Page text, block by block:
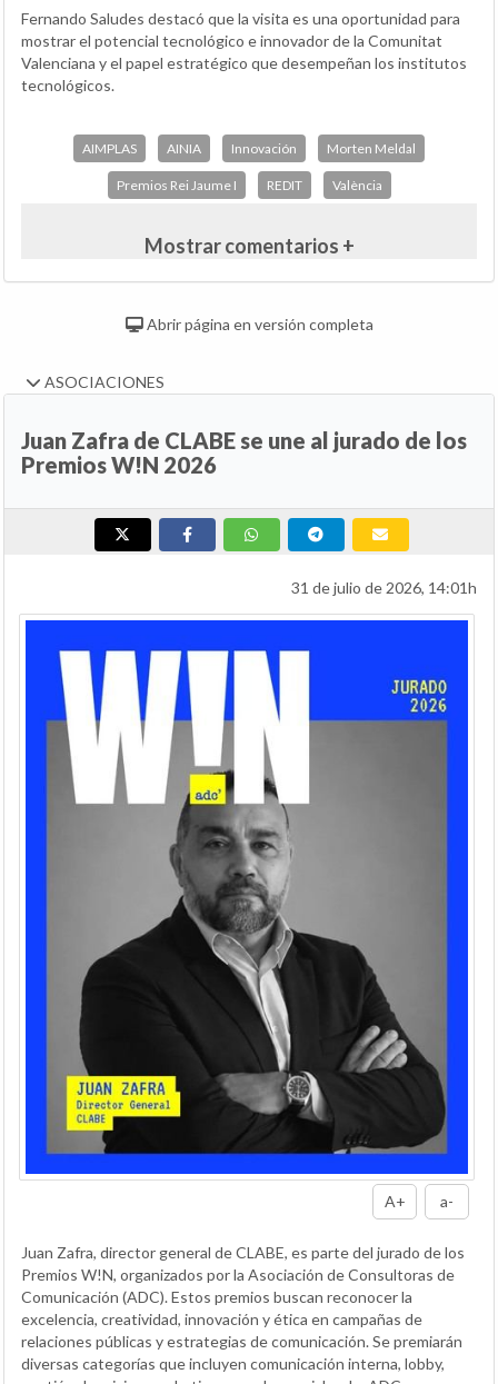
Fernando Saludes destacó que la visita es una oportunidad para
mostrar el potencial tecnológico e innovador de la Comunitat
Valenciana y el papel estratégico que desempeñan los institutos
tecnológicos.
AIMPLAS AINIA Innovación Morten Meldal
Premios Rei Jaume I REDIT València
Mostrar comentarios +
Abrir página en versión completa
ASOCIACIONES
Juan Zafra de CLABE se une al jurado de los
Premios W!N 2026
31 de julio de 2026, 14:01h
A+ a-
Juan Zafra, director general de CLABE, es parte del jurado de los
Premios W!N, organizados por la Asociación de Consultoras de
Comunicación (ADC). Estos premios buscan reconocer la
excelencia, creatividad, innovación y ética en campañas de
relaciones públicas y estrategias de comunicación. Se premiarán
diversas categorías que incluyen comunicación interna, lobby,